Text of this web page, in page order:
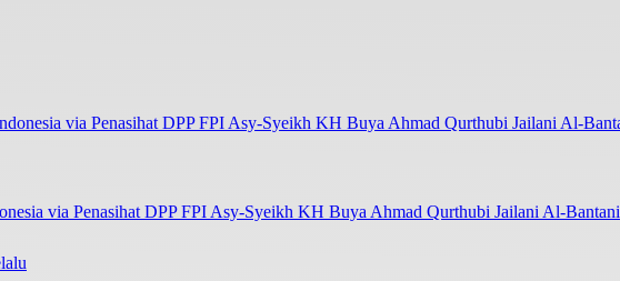
via Penasihat DPP FPI Asy-Syeikh KH Buya Ahmad Qurthubi Jailani Al-Bantani